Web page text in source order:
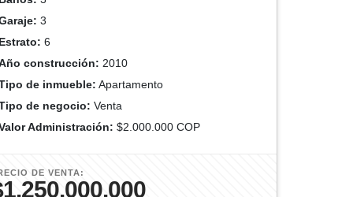
3
6
construcción: 2010
de inmueble: Apartamento
de negocio: Venta
Administración: $2.000.000 COP
DE VENTA: